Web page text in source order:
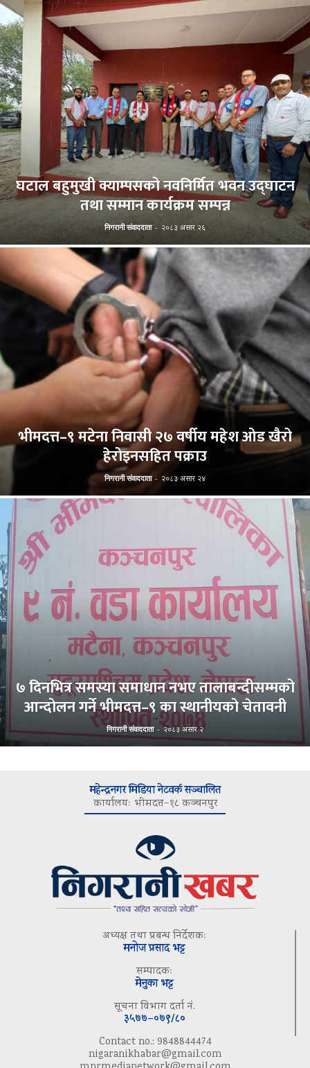
घटाल बहुमुखी क्याम्पसको नवनिर्मित भवन उद्घाटन
तथा सम्मान कार्यक्रम सम्पन्न
निगरानी संवाददाता - २०८३ असार २६
भीमदत्त–९ मटेना निवासी २७ वर्षीय महेश ओड खैरो
हेरोइनसहित पक्राउ
निगरानी संवाददाता - २०८३ असार २४
७ दिनभित्र समस्या समाधान नभए तालाबन्दीसम्मको
आन्दोलन गर्ने भीमदत्त–९ का स्थानीयको चेतावनी
निगरानी संवाददाता - २०८३ असार २
महेन्द्रनगर मिडिया नेटवर्क सञ्चालित
कार्यालयः भीमदत्त–१८ कञ्चनपुर
अध्यक्ष तथा प्रबन्ध निर्देशकः
मनोज प्रसाद भट्ट
सम्पादकः
मेनुका भट्ट
सूचना विभाग दर्ता नं.
३५७७–०७९/८०
Contact no.: 9848844474
nigaranikhabar@gmail.com